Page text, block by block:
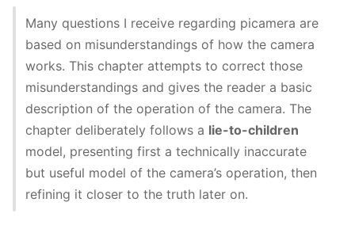
Many questions I receive regarding picamera are
based on misunderstandings of how the camera
works. This chapter attempts to correct those
misunderstandings and gives the reader a basic
description of the operation of the camera. The
chapter deliberately follows a lie-to-children
model, presenting first a technically inaccurate
but useful model of the camera’s operation, then
refining it closer to the truth later on.